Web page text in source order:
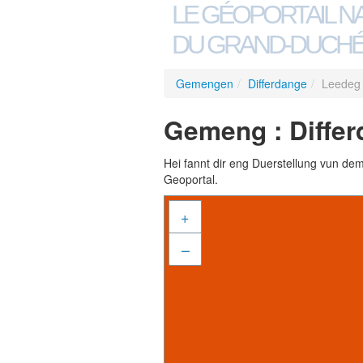
LE GÉOPORTAIL
DU GRAND-
Gemengen / Differdange /
Gemeng :
Hei fannt dir eng Duerstellung vun
Geoportal.
+
–